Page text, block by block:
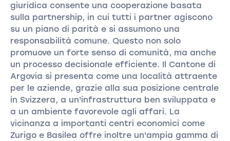
giuridica consente una cooperazione basata
sulla partnership, in cui tutti i partner agiscono
su un piano di parità e si assumono una
responsabilità comune. Questo non solo
promuove un forte senso di comunità, ma anche
un processo decisionale efficiente. Il Cantone di
Argovia si presenta come una località attraente
per le aziende, grazie alla sua posizione centrale
in Svizzera, a un'infrastruttura ben sviluppata e
a un ambiente favorevole agli affari. La
vicinanza a importanti centri economici come
Zurigo e Basilea offre inoltre un'ampia gamma di